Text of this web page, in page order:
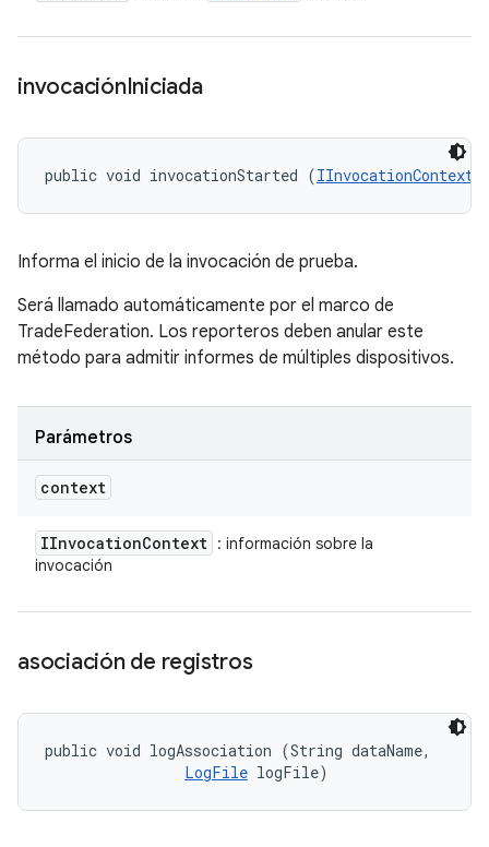
invocaciónIniciada
public void invocationStarted (IInvocationContext
Informa el inicio de la invocación de prueba.
Será llamado automáticamente por el marco de
TradeFederation. Los reporteros deben anular este
método para admitir informes de múltiples dispositivos.
Parámetros
context
IInvocationContext : información sobre la
invocación
asociación de registros
public void logAssociation (String dataName,
LogFile logFile)